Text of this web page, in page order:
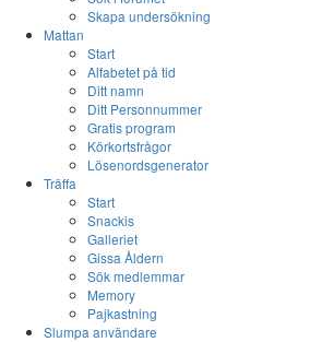
Skapa undersökning
Mattan
Start
Alfabetet på tid
Ditt namn
Ditt Personnummer
Gratis program
Körkortsfrågor
Lösenordsgenerator
Träffa
Start
Snackis
Galleriet
Gissa Åldern
Sök medlemmar
Memory
Pajkastning
Slumpa användare